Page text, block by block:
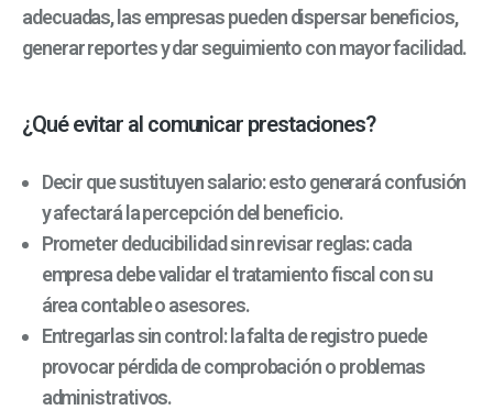
adecuadas, las empresas pueden dispersar beneficios,
generar reportes y dar seguimiento con mayor facilidad.
¿Qué evitar al comunicar prestaciones?
Decir que sustituyen salario: esto generará confusión
y afectará la percepción del beneficio.
Prometer deducibilidad sin revisar reglas: cada
empresa debe validar el tratamiento fiscal con su
área contable o asesores.
Entregarlas sin control: la falta de registro puede
provocar pérdida de comprobación o problemas
administrativos.